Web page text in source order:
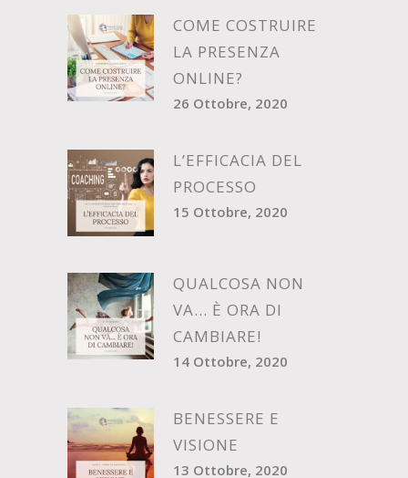
COME COSTRUIRE
LA PRESENZA
ONLINE?
26 Ottobre, 2020
L’EFFICACIA DEL
PROCESSO
15 Ottobre, 2020
QUALCOSA NON
VA… È ORA DI
CAMBIARE!
14 Ottobre, 2020
BENESSERE E
VISIONE
13 Ottobre, 2020